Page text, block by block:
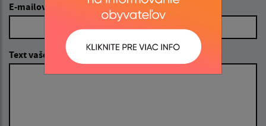
E-mailová adresa (povinné)
Text vašej správy (povinné)